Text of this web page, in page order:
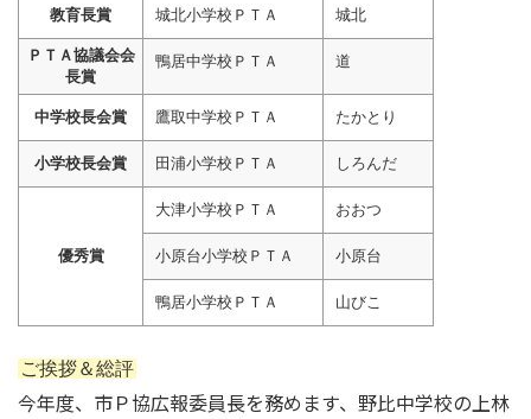
教育長賞 城北小学校ＰＴＡ 城北
ＰＴＡ協議会会
長賞
鴨居中学校ＰＴＡ 道
中学校長会賞 鷹取中学校ＰＴＡ たかとり
小学校長会賞 田浦小学校ＰＴＡ しろんだ
優秀賞
大津小学校ＰＴＡ おおつ
小原台小学校ＰＴＡ 小原台
鴨居小学校ＰＴＡ 山びこ
ご挨拶＆総評
今年度、市Ｐ協広報委員長を務めます、野比中学校の上林